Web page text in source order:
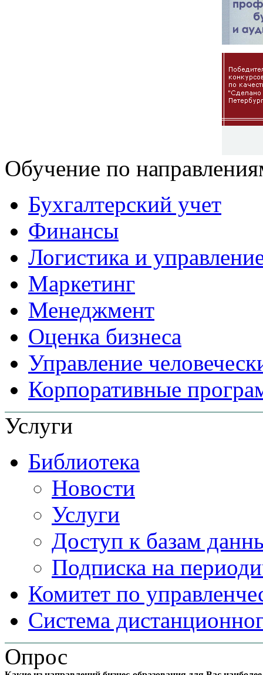
Обучение по
Бухгалтерский учет
Финансы
Логистика и
Маркетинг
Менеджмент
Оценка бизнеса
Управление
Корпоративные
Услуги
Библиотека
Новости
Услуги
Доступ к базам
Подписка на
Комитет по
Система
Опрос